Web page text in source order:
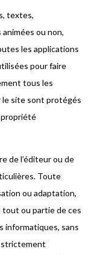
textes,
ou non,
les applications
pour faire
tous les
site sont protégés
propriété
de l’éditeur ou de
Toute
ou adaptation,
tout ou partie de ces
informatiques, sans
strictement